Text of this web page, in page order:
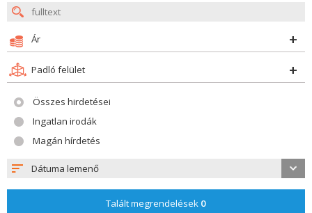
Ár
Padló felület
Összes hirdetései
Ingatlan irodák
Magán hírdetés
Dátuma lemenő
Talált megrendelések 0